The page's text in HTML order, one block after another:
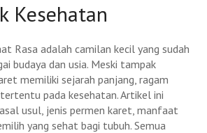
Kesehatan
Rasa adalah camilan kecil yang sudah
budaya dan usia. Meski tampak
memiliki sejarah panjang, ragam
pada kesehatan. Artikel ini
usul, jenis permen karet, manfaat
yang sehat bagi tubuh. Semua